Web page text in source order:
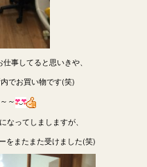
事してると思いきや、
でお買い物です(笑)
～
なってしましますが、
をまたまた受けました(笑)